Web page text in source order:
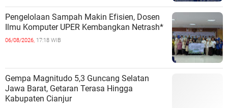
Pengelolaan Sampah Makin Efisien, Dosen
Ilmu Komputer UPER Kembangkan Netrash*
06/08/2026, 17:18 WIB
Gempa Magnitudo 5,3 Guncang Selatan
Jawa Barat, Getaran Terasa Hingga
Kabupaten Cianjur